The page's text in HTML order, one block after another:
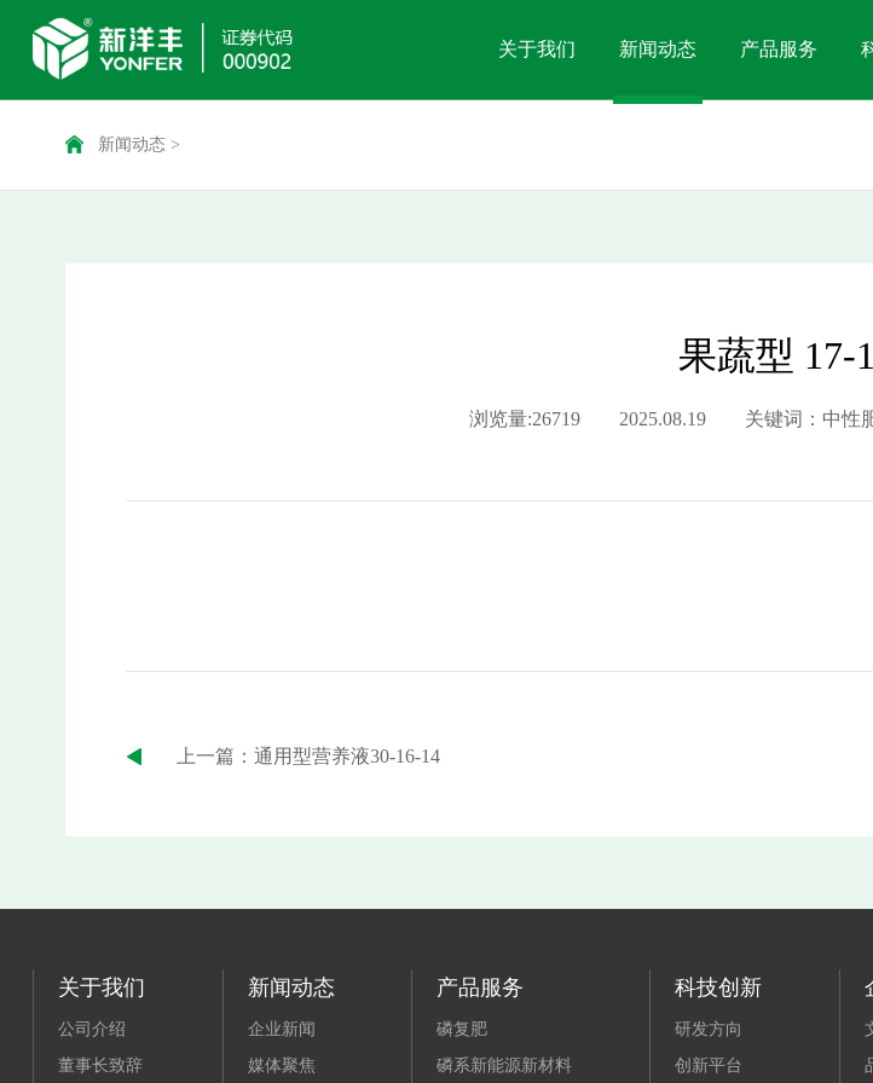
关于我们 新闻动态 产品服务
新闻动态>
果蔬型 17-
浏览量:26719 2025.08.19 关键词：中性肥
上一篇：通用型营养液30-16-14
关于我们
公司介绍
董事长致辞
新闻动态
企业新闻
媒体聚焦
产品服务
磷复肥
磷系新能源新材料
科技创新
研发方向
创新平台